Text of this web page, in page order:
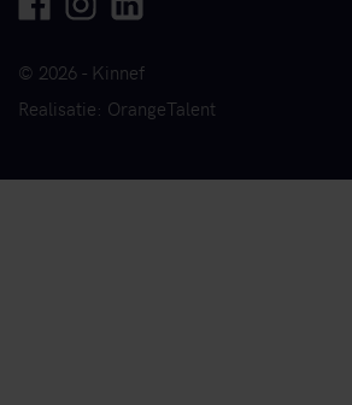
© 2026 - Kinnef
Realisatie: OrangeTalent